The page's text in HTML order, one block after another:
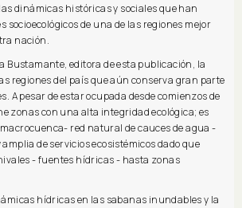
dinámicas históricas y sociales que han
socioecológicos de una de las regiones mejor
nación.
Bustamante, editora de esta publicación, la
regiones del país que aún conserva gran parte
A pesar de estar ocupada desde comienzos de
zonas con una alta integridad ecológica; es
red natural de cauces de agua -
de servicios ecosistémicos dado que
- fuentes hídricas - hasta zonas
hídricas en las sabanas inundables y la